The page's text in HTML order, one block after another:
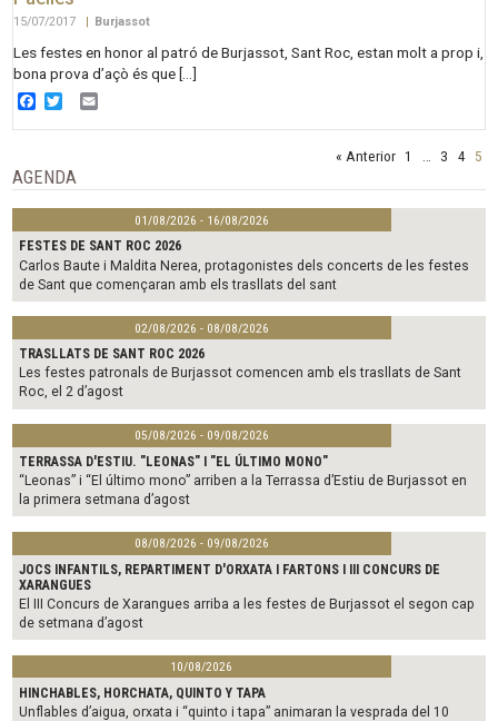
15/07/2017 | Burjassot
Les festes en honor al patró de Burjassot, Sant Roc, estan molt a prop i,
bona prova d’açò és que […]
Facebook
Twitter
« Anterior 1 3 4 5
AGENDA
01/08/2026 - 16/08/2026
FESTES DE SANT ROC 2026
Carlos Baute i Maldita Nerea, protagonistes dels concerts de les festes
de Sant que començaran amb els trasllats del sant
02/08/2026 - 08/08/2026
TRASLLATS DE SANT ROC 2026
Les festes patronals de Burjassot comencen amb els trasllats de Sant
Roc, el 2 d’agost
05/08/2026 - 09/08/2026
TERRASSA D'ESTIU. "LEONAS" I "EL ÚLTIMO MONO"
“Leonas” i “El último mono” arriben a la Terrassa d’Estiu de Burjassot en
la primera setmana d’agost
08/08/2026 - 09/08/2026
JOCS INFANTILS, REPARTIMENT D'ORXATA I FARTONS I III CONCURS DE
XARANGUES
El III Concurs de Xarangues arriba a les festes de Burjassot el segon cap
de setmana d’agost
10/08/2026
HINCHABLES, HORCHATA, QUINTO Y TAPA
Unflables d’aigua, orxata i “quinto i tapa” animaran la vesprada del 10